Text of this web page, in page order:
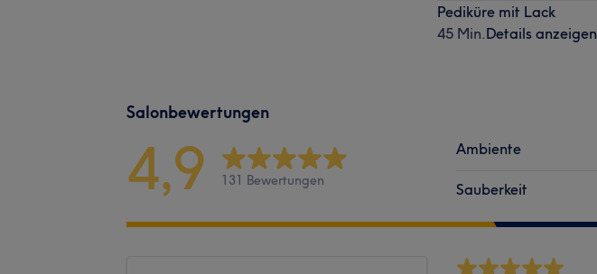
Pediküre mit Lack
45 Min.Details anzeigen
Salonbewertungen
4,9 131 Bewertungen
Ambiente
Sauberkeit